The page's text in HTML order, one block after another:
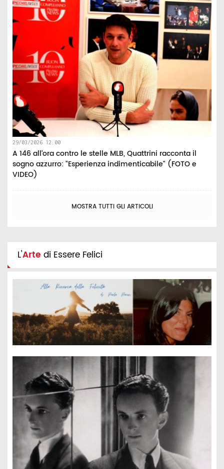
29/03/2026 12:00
A 146 all’ora contro le stelle MLB, Quattrini racconta il
sogno azzurro: "Esperienza indimenticabile" (FOTO e
VIDEO)
MOSTRA TUTTI GLI ARTICOLI
L'Arte di Essere Felici